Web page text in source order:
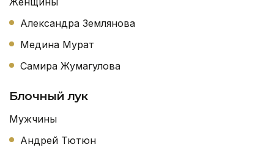
Александра Землянова
Медина Мурат
Самира Жумагулова
Блочный лук
Мужчины
Андрей Тютюн